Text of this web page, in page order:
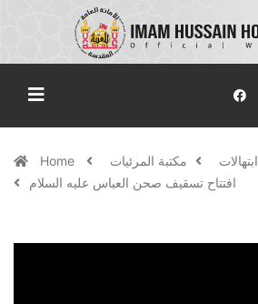
Home مكتبة المرئيات
ابتهالات
افتتاح تسقيف صحن العباس عليه السلام